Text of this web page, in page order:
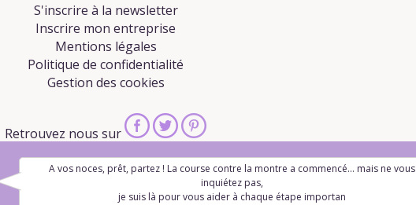
S'inscrire à la newsletter
Inscrire mon entreprise
Mentions légales
Politique de confidentialité
Gestion des cookies
Retrouvez nous sur
Webcd®
A vos noces, prêt, partez ! La course contre la montre a commencé... mais ne vous
inquiétez pas,
je suis là pour vous aider à chaque étape importante de l'organisati